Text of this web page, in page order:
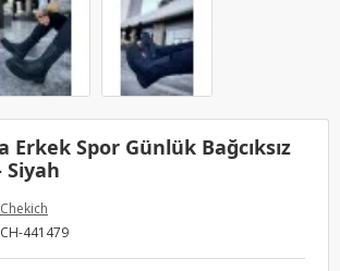
Erkek Spor Günlük Bağcıksız
Siyah
Chekich
CH-441479